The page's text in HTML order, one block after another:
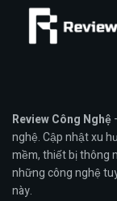
Review Công Nghệ
nghệ. Cập nhật xu
mềm, thiết bị thông
những công nghệ
này.